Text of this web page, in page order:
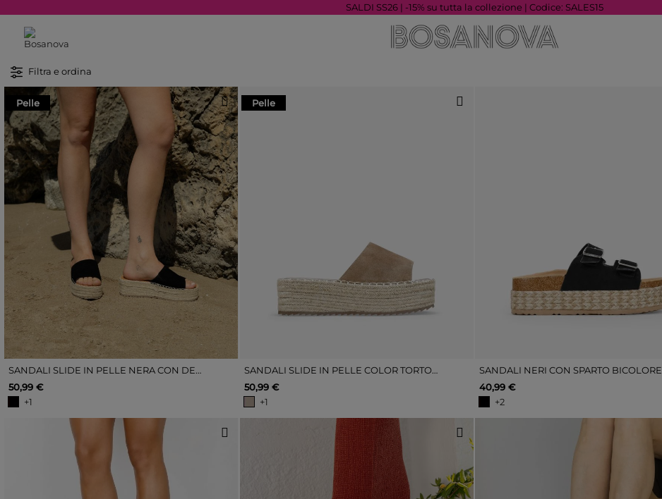
SALDI SS26 | -15% su tutta la collezione | Codice: SALES15
Filtra e ordina
Pelle
SANDALI SLIDE IN PELLE NERA CON DETTAGLI ESPADRILLAS
50,99 €
+1
Pelle
SANDALI SLIDE IN PELLE COLOR TORTORA CON DETTAGLI ESPADRILLAS
50,99 €
+1
SANDALI NERI CON SPARTO BICOLORE
40,99 €
+2